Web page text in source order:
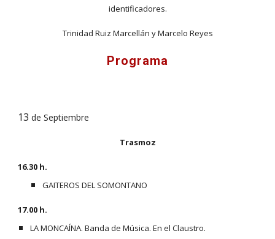
identificadores.
Trinidad Ruiz Marcellán y Marcelo Reyes
Programa
13 de Septiembre
Trasmoz
16.30 h.
GAITEROS DEL SOMONTANO
17.00 h.
LA MONCAÍNA. Banda de Música. En el Claustro.